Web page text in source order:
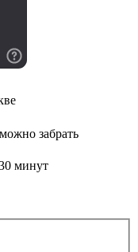
забрать
минут